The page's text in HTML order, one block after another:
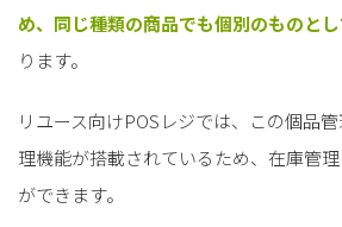
め、同じ種類の商品でも個別のものと
ります。
リユース向けPOSレジでは、この個品
理機能が搭載されているため、在庫管
ができます。